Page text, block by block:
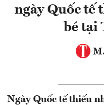
ngày Quốc tế
bé tại
Ngày Quốc tế thiếu